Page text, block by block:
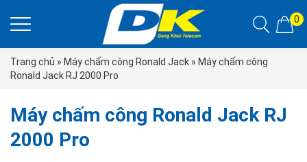
0
Trang chủ » Máy chấm công Ronald Jack » Máy chấm công
Ronald Jack RJ 2000 Pro
Máy chấm công Ronald Jack RJ
2000 Pro